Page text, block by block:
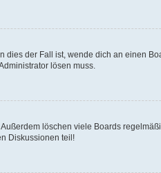
der Fall ist, wende dich an einen
lösen muss.
löschen viele Boards
Diskussionen teil!